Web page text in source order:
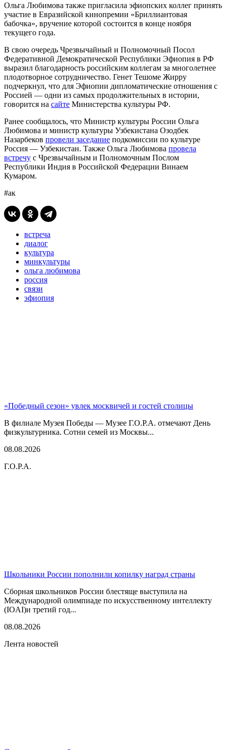
Ольга Любимова также пригласила эфиопских коллег принять
участие в Евразийской кинопремии «Бриллиантовая
бабочка», вручение которой состоится в конце ноября
текущего года.
В свою очередь Чрезвычайный и Полномочный Посол
Федеративной Демократической Республики Эфиопия в РФ
выразил благодарность российским коллегам за многолетнее
плодотворное сотрудничество. Генет Тешоме Жирру
подчеркнул, что для Эфиопии дипломатические отношения с
Россией — одни из самых продолжительных в истории,
говорится на сайте Министерства культуры РФ.
Ранее сообщалось, что Министр культуры России Ольга
Любимова и министр культуры Узбекистана Озодбек
Назарбеков провели заседание подкомиссии по культуре
Россия — Узбекистан. Также Ольга Любимова провела
встречу с Чрезвычайным и Полномочным Послом
Республики Индия в Российской Федерации Винаем
Кумаром.
#ак
встреча
диалог
культура
минкультуры
ольга любимова
россия
связи
эфиопия
«Победный сезон» увлек москвичей и гостей столицы
В филиале Музея Победы — Музее Г.О.Р.А. отмечают День
физкультурника. Сотни семей из Москвы...
08.08.2026
Г.О.Р.А.
Школьники России пополнили копилку наград страны
Сборная школьников России блестяще выступила на
Международной олимпиаде по искусственному интеллекту
(IOAI)и третий год...
08.08.2026
Лента новостей